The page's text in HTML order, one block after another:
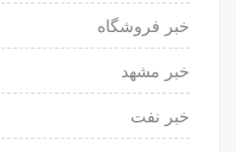
خبر فروشگاه
خبر مشهد
خبر نفت